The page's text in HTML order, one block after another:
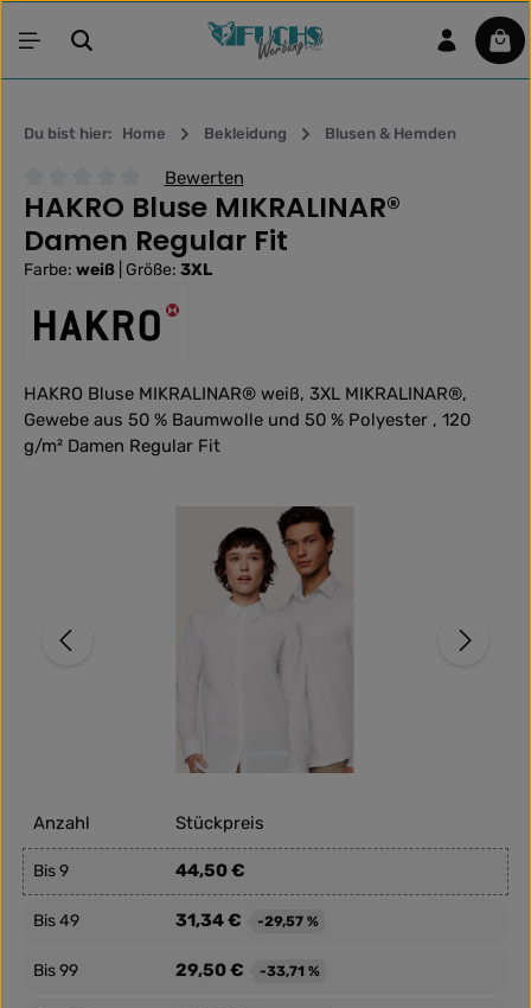
Zum Hauptinhalt springen
Du bist hier: Home Bekleidung Blusen & Hemden
Durchschnittliche Bewertung von 0 von 5 Sternen
Bewerten
HAKRO Bluse MIKRALINAR®
Damen Regular Fit
Farbe: weiß Größe: 3XL
HAKRO Bluse MIKRALINAR® weiß, 3XL MIKRALINAR®,
Gewebe aus 50 % Baumwolle und 50 % Polyester , 120
g/m² Damen Regular Fit
Anzahl Stückpreis
Bis9 44,50 €
Bis49 31,34 € -29,57 %
Bis99 29,50 € -33,71 %